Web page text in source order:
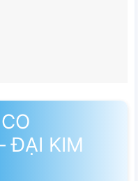
ĐẠI KIM